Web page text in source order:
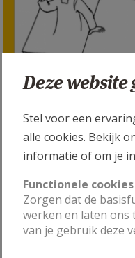
Deze
Stel voor een
alle cookies. Bekijk
informatie of om je
Functionele cookies
Zorgen dat de
werken en laten ons
van je gebruik deze